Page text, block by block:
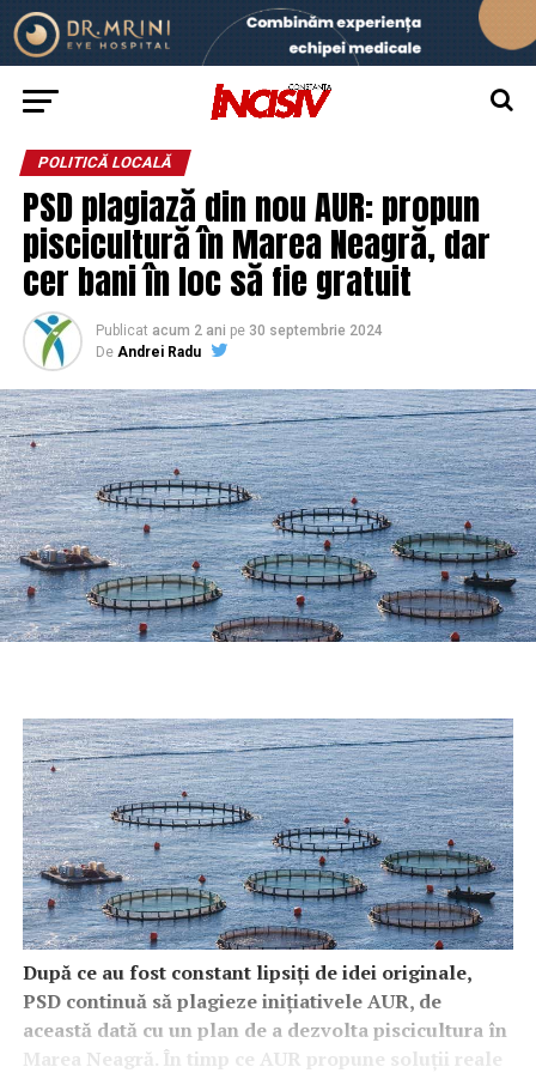
POLITICĂ LOCALĂ
PSD plagiază din nou AUR: propun
piscicultură în Marea Neagră, dar
cer bani în loc să fie gratuit
Publicat acum 2 ani pe 30 septembrie 2024
De Andrei Radu
După ce au fost constant lipsiți de idei originale,
PSD continuă să plagieze inițiativele AUR, de
această dată cu un plan de a dezvolta piscicultura în
Marea Neagră. În timp ce AUR propune soluții reale